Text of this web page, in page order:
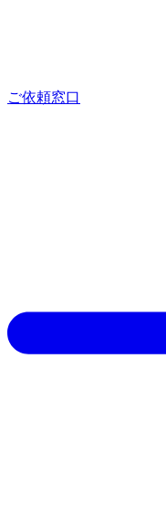
ご依頼窓口